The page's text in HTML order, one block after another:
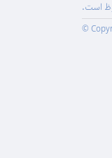
است.
©